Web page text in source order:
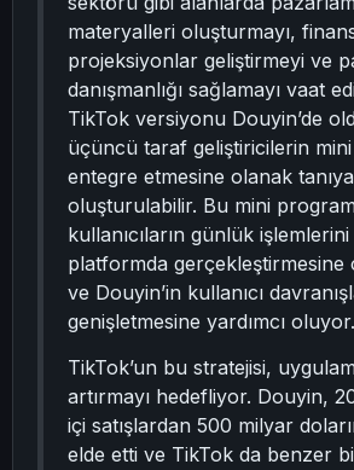
materyalleri oluşturmayı,
projeksiyonlar geliştirmeyi ve
danışmanlığı sağlamayı vaat
TikTok versiyonu Douyin’de
üçüncü taraf geliştiricilerin
entegre etmesine olanak
oluşturulabilir. Bu mini
kullanıcıların günlük
platformda gerçekleştirmesine
ve Douyin’in kullanıcı
genişletmesine yardımcı oluyor.
TikTok’un bu stratejisi,
artırmayı hedefliyor. Douyin,
içi satışlardan 500 milyar
elde etti ve TikTok da benzer